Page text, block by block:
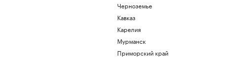
Черноземье
Кавказ
Карелия
Мурманск
Приморский край